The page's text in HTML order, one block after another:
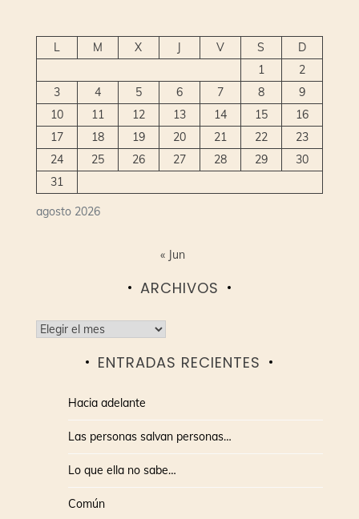
agosto 2026
L M X J V S
D
1
2
3
4 5 6 7 8
9
10
11 12 13 14 15
16
17
18 19 20 21 22
23
24
25 26 27 28 29
30
31
« Jun
ARCHIVOS
Archivos
ENTRADAS RECIENTES
Hacia adelante
Las personas salvan personas…
Lo que ella no sabe…
Común